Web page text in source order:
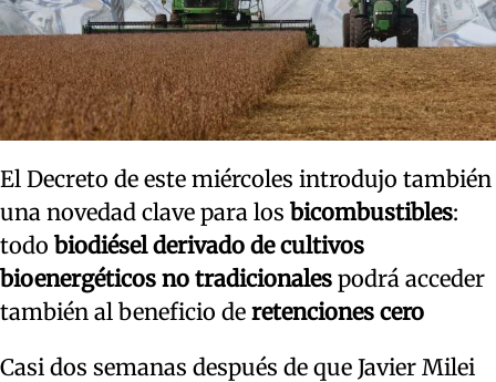
El Decreto de este miércoles introdujo también
una novedad clave para los bicombustibles:
todo biodiésel derivado de cultivos
bioenergéticos no tradicionales podrá acceder
también al beneficio de retenciones cero
Casi dos semanas después de que Javier Milei